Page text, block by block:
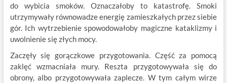
do wybicia smoków. Oznaczałoby to katastrofę. Smoki
utrzymywały równowadze energię zamieszkałych przez siebie
gór. Ich wytrzebienie spowodowałoby magiczne kataklizmy i
uwolnienie się złych mocy.
Zaczęły się gorączkowe przygotowania. Część za pomocą
zaklęć wzmacniała mury. Reszta przygotowywała się do
obrony, albo przygotowywała zaplecze. W tym całym wirze